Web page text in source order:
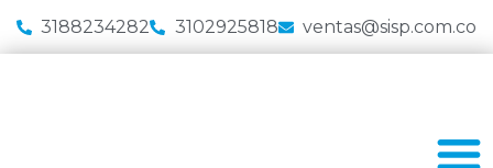
3188234282 3102925818 ventas@sisp.com.co